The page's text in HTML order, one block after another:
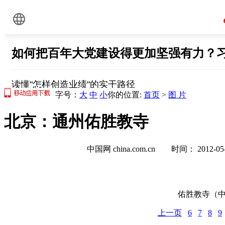
字号： 大 中 小你的位置: 首页 > 图 片
北京：通州佑胜教寺
中国网 china.com.cn 时间：
佑胜教寺 （
上一页 6 7 8 9